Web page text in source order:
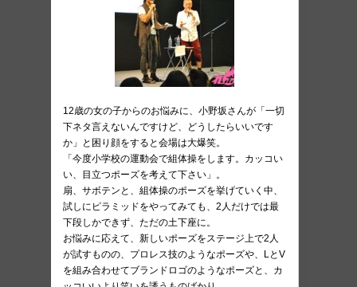
12歳の女の子からのお悩みに、小野坂さんが「一切
下ネタ言えないんですけど、どうしたらいいです
か」と困り顔をすると会場は大爆笑。
「今度小学校の運動会で組体操をします。カッコい
い、目立つポーズを考えて下さい」。
扇、サボテンと、組体操のポーズを挙げていく中、
試しにピラミッドをやってみても、2人だけでは最
下段しかできず、ただの土下座に。
お悩みに応えて、新しいポーズをステージ上で2人
が試すものの、プロレス技のようなポーズや、LとV
を組み合わせてブランドロゴのようなポーズと、カ